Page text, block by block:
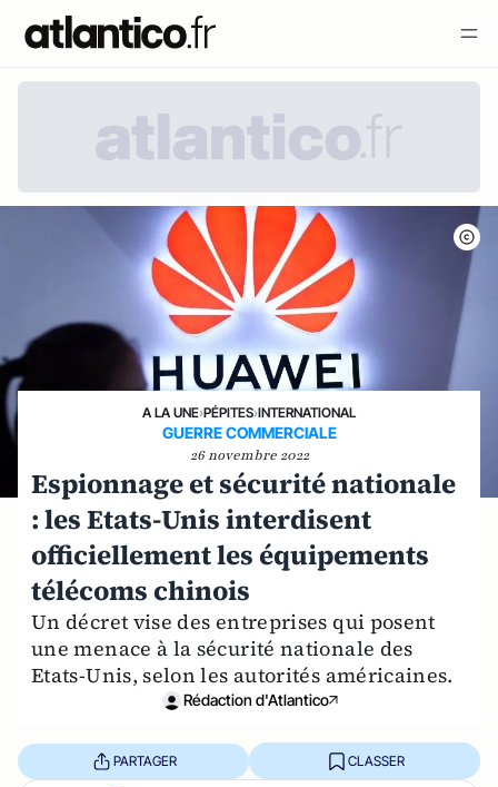
A LA UNE›PÉPITES›INTERNATIONAL
GUERRE COMMERCIALE
26 novembre 2022
Espionnage et sécurité nationale
: les Etats-Unis interdisent
officiellement les équipements
télécoms chinois
Un décret vise des entreprises qui posent
une menace à la sécurité nationale des
Etats-Unis, selon les autorités américaines.
Rédaction d'Atlantico
PARTAGER CLASSER